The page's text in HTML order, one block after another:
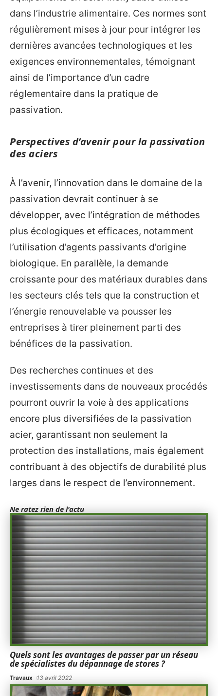
dans l’industrie alimentaire. Ces normes sont
régulièrement mises à jour pour intégrer les
dernières avancées technologiques et les
exigences environnementales, témoignant
ainsi de l’importance d’un cadre
réglementaire dans la pratique de
passivation.
Perspectives d’avenir pour la passivation
des aciers
À l’avenir, l’innovation dans le domaine de la
passivation devrait continuer à se
développer, avec l’intégration de méthodes
plus écologiques et efficaces, notamment
l’utilisation d’agents passivants d’origine
biologique. En parallèle, la demande
croissante pour des matériaux durables dans
les secteurs clés tels que la construction et
l’énergie renouvelable va pousser les
entreprises à tirer pleinement parti des
bénéfices de la passivation.
Des recherches continues et des
investissements dans de nouveaux procédés
pourront ouvrir la voie à des applications
encore plus diversifiées de la passivation
acier, garantissant non seulement la
protection des installations, mais également
contribuant à des objectifs de durabilité plus
larges dans le respect de l’environnement.
Ne ratez rien de l'actu
Quels sont les avantages de passer par un réseau
de spécialistes du dépannage de stores ?
Travaux 13 avril 2022